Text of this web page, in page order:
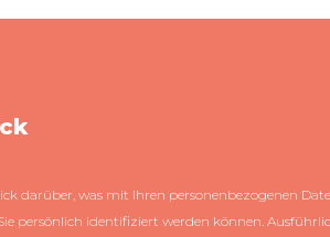
darüber, was mit Ihren personenbezogenen
persönlich identifiziert werden können.